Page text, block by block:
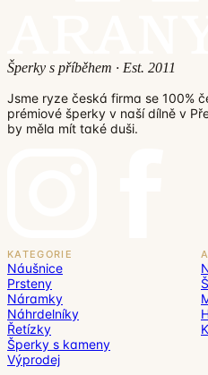
Šperky s příběhem · Est. 2011
Jsme ryze česká firma se 100%
prémiové šperky v naší dílně v
by měla mít také duši.
KATEGORIE
Náušnice
Prsteny
Náramky
Náhrdelníky
Řetízky
Šperky s kameny
Výprodej